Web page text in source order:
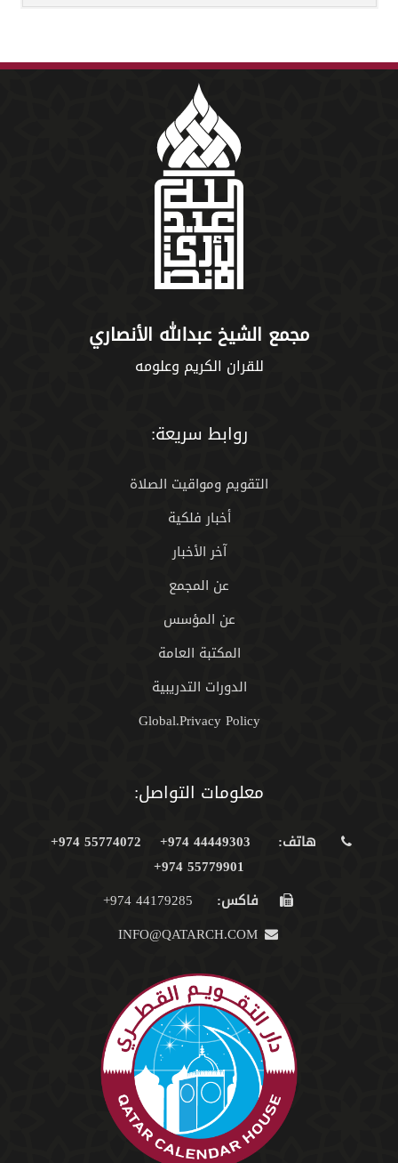
مجمع الشيخ عبدالله الأنصاري
للقران الكريم وعلومه
روابط سريعة:
التقويم ومواقيت الصلاة
أخبار فلكية
آخر الأخبار
عن المجمع
عن المؤسس
المكتبة العامة
الدورات التدريبية
Global.Privacy Policy
معلومات التواصل:
هاتف: 44449303 974+
55774072 974+
55779901 974+
فاكس: